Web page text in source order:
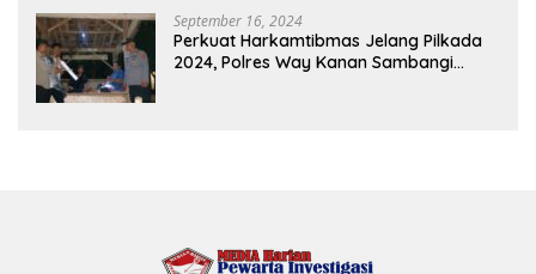
2025-2030 Di Istana Negara
September 16, 2024
Perkuat Harkamtibmas Jelang Pilkada
2024, Polres Way Kanan Sambangi